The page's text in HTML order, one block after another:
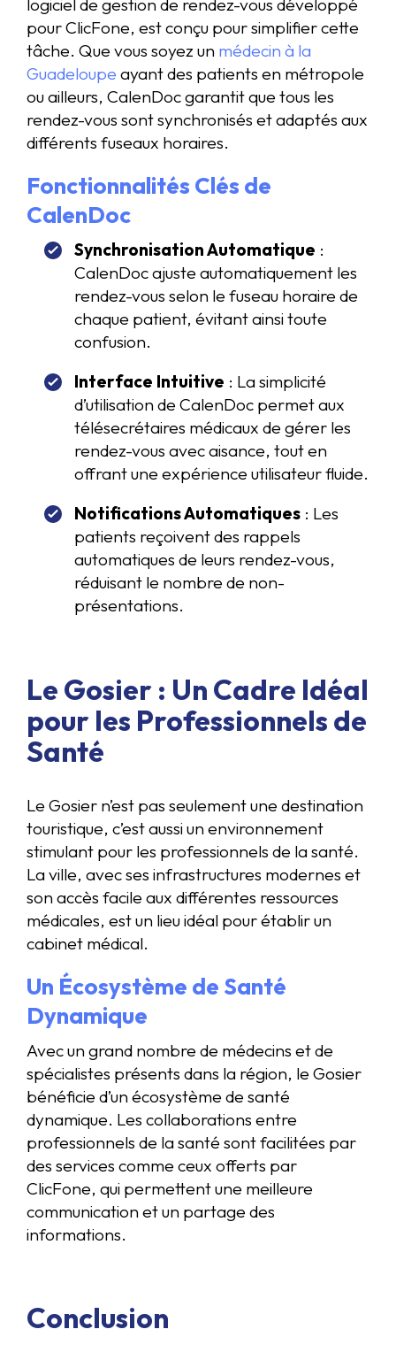
pour ClicFone, est conçu pour simplifier cette
tâche. Que vous soyez un médecin à la
Guadeloupe ayant des patients en métropole
ou ailleurs, CalenDoc garantit que tous les
rendez-vous sont synchronisés et adaptés aux
différents fuseaux horaires.
Fonctionnalités Clés de
CalenDoc
Synchronisation Automatique :
CalenDoc ajuste automatiquement les
rendez-vous selon le fuseau horaire de
chaque patient, évitant ainsi toute
confusion.
Interface Intuitive : La simplicité
d’utilisation de CalenDoc permet aux
télésecrétaires médicaux de gérer les
rendez-vous avec aisance, tout en
offrant une expérience utilisateur fluide.
Notifications Automatiques : Les
patients reçoivent des rappels
automatiques de leurs rendez-vous,
réduisant le nombre de non-
présentations.
Le Gosier : Un Cadre Idéal
pour les Professionnels de
Santé
Le Gosier n’est pas seulement une destination
touristique, c’est aussi un environnement
stimulant pour les professionnels de la santé.
La ville, avec ses infrastructures modernes et
son accès facile aux différentes ressources
médicales, est un lieu idéal pour établir un
cabinet médical.
Un Écosystème de Santé
Dynamique
Avec un grand nombre de médecins et de
spécialistes présents dans la région, le Gosier
bénéficie d’un écosystème de santé
dynamique. Les collaborations entre
professionnels de la santé sont facilitées par
des services comme ceux offerts par
ClicFone, qui permettent une meilleure
communication et un partage des
informations.
Conclusion